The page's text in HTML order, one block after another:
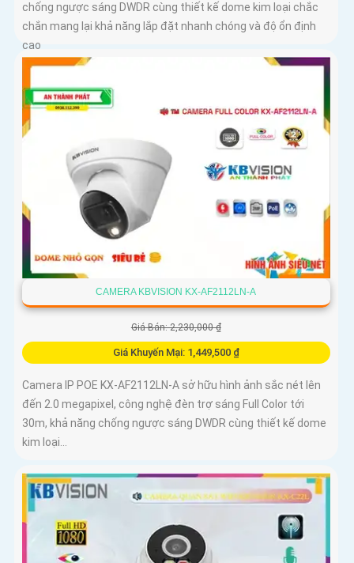
chống ngược sáng DWDR cùng thiết kế dome kim loại chắc
chắn mang lại khả năng lắp đặt nhanh chóng và độ ổn định
cao
CAMERA KBVISION KX-AF2112LN-A
Giá Bán: 2,230,000 ₫
Giá Khuyến Mại: 1,449,500 ₫
Camera IP POE KX-AF2112LN-A sở hữu hình ảnh sắc nét lên
đến 2.0 megapixel, công nghệ đèn trợ sáng Full Color tới
30m, khả năng chống ngược sáng DWDR cùng thiết kế dome
kim loại...